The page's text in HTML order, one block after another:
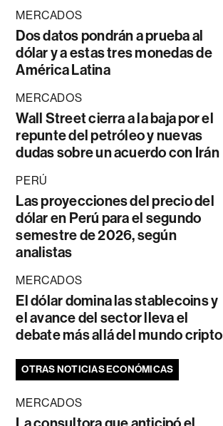
MERCADOS
Dos datos pondrán a prueba al
dólar y a estas tres monedas de
América Latina
MERCADOS
Wall Street cierra a la baja por el
repunte del petróleo y nuevas
dudas sobre un acuerdo con Irán
PERÚ
Las proyecciones del precio del
dólar en Perú para el segundo
semestre de 2026, según
analistas
MERCADOS
El dólar domina las stablecoins y
el avance del sector lleva el
debate más allá del mundo cripto
OTRAS NOTICIAS ECONÓMICAS
MERCADOS